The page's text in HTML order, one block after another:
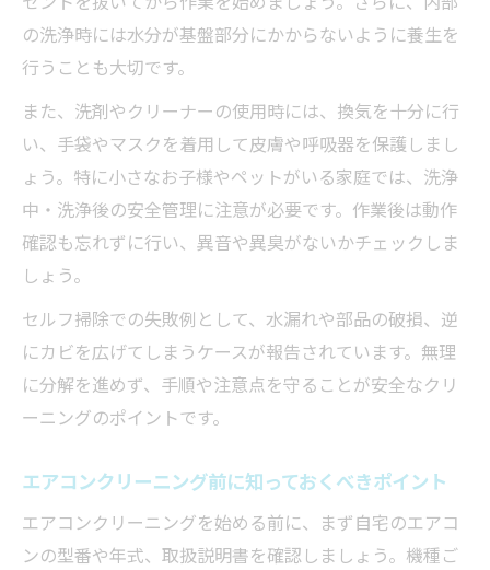
の洗浄時には水分が基盤部分にかからないように養生を
行うことも大切です。
また、洗剤やクリーナーの使用時には、換気を十分に行
い、手袋やマスクを着用して皮膚や呼吸器を保護しまし
ょう。特に小さなお子様やペットがいる家庭では、洗浄
中・洗浄後の安全管理に注意が必要です。作業後は動作
確認も忘れずに行い、異音や異臭がないかチェックしま
しょう。
セルフ掃除での失敗例として、水漏れや部品の破損、逆
にカビを広げてしまうケースが報告されています。無理
に分解を進めず、手順や注意点を守ることが安全なクリ
ーニングのポイントです。
エアコンクリーニング前に知っておくべきポイント
エアコンクリーニングを始める前に、まず自宅のエアコ
ンの型番や年式、取扱説明書を確認しましょう。機種ご